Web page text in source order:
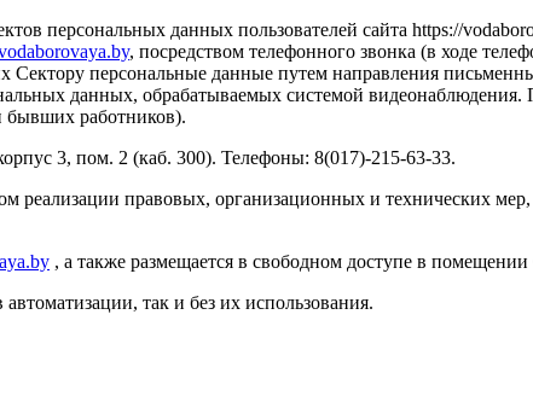
персональных данных пользователей сайта https://
, посредством телефонного звонка (в ходе
Сектору персональные данные путем направления
данных, обрабатываемых системой видеонаблюдения.
бывших работников).
3, пом. 2 (каб. 300). Телефоны: 8(017)-215-63-33.
реализации правовых, организационных и технических
, а также размещается в свободном доступе в помещении
так и без их использования.